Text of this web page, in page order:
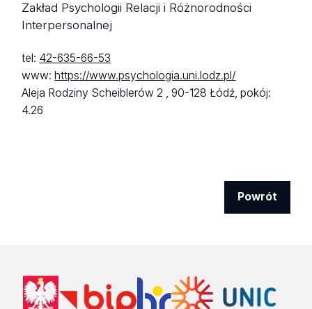
Zakład Psychologii Relacji i Różnorodności
Interpersonalnej
tel: 42-635-66-53
www:https://www.psychologia.uni.lodz.pl/
Aleja Rodziny Scheiblerów 2 ,90-128 Łódź,pokój:
4.26
Powrót